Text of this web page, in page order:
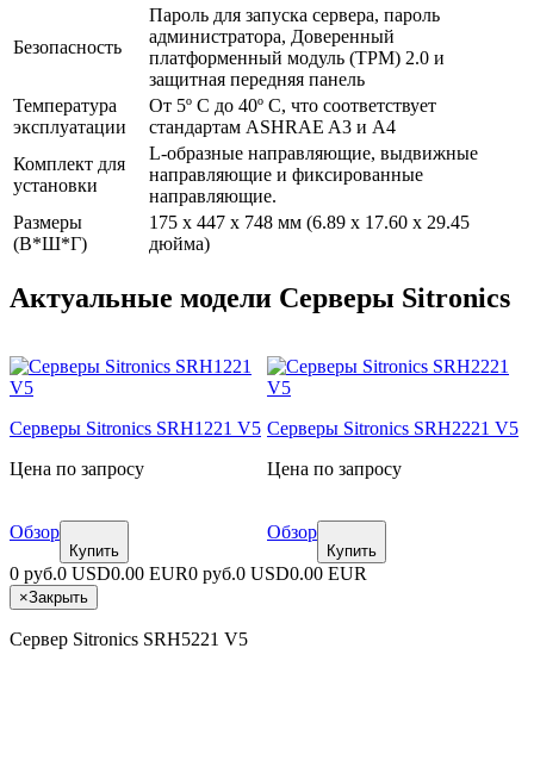
Безопасность
Пароль для запуска сервера, пароль
администратора, Доверенный
платформенный модуль (TPM) 2.0 и
защитная передняя панель
Температура
эксплуатации
От 5º C до 40º C, что соответствует
стандартам ASHRAE A3 и A4
Комплект для
установки
L-образные направляющие, выдвижные
направляющие и фиксированные
направляющие.
Размеры
(В*Ш*Г)
175 x 447 x 748 мм (6.89 x 17.60 x 29.45
дюйма)
Актуальные модели Серверы Sitronics
Серверы Sitronics SRH1221 V5
Цена по запросу
Обзор
Купить
Серверы Sitronics SRH2221 V5
Цена по запросу
Обзор
Купить
0 руб.0 USD0.00 EUR0 руб.0 USD0.00 EUR
×Закрыть
Сервер Sitronics SRH5221 V5